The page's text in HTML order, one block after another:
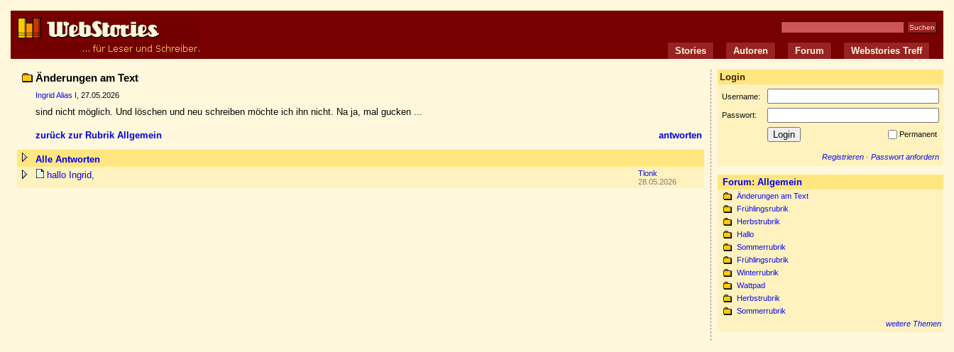
Stories Autoren Forum Webstories Treff
Änderungen am Text
Ingrid Alias I , 27.05.2026
sind nicht möglich. Und löschen und neu schreiben möchte ich ihn nicht. Na ja, mal gucken ...
zurück zur Rubrik Allgemein antworten
Alle Antworten
hallo Ingrid,
Tlonk
28.05.2026
Login
Username:
Passwort:
Permanent
Registrieren · Passwort anfordern
Forum: Allgemein
Änderungen am Text
Frühlingsrubrik
Herbstrubrik
Hallo
Sommerrubrik
Frühlingsrubrik
Winterrubrik
Wattpad
Herbstrubrik
Sommerrubrik
weitere Themen